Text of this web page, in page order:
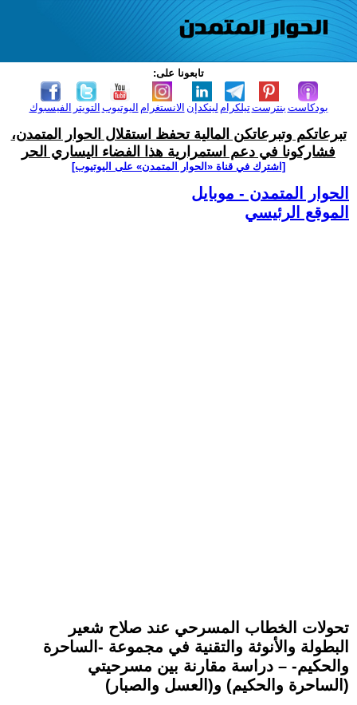
تابعونا على:
الفيسبوك التويتر اليوتيوب الانستغرام لينكدإن تيلكرامبنترست بودكاست
تبرعاتكم وتبرعاتكن المالية تحفظ استقلال الحوار المتمدن،
فشاركونا في دعم استمرارية هذا الفضاء اليساري الحر
[اشترك في قناة ‫«الحوار المتمدن» على اليوتيوب]
الحوار المتمدن - موبايل
الموقع الرئيسي
تحولات الخطاب المسرحي عند صلاح شعير
البطولة والأنوثة والتقنية في مجموعة -الساحرة
والحكيم- – دراسة مقارنة بين مسرحيتي
(الساحرة والحكيم) و(العسل والصبار)